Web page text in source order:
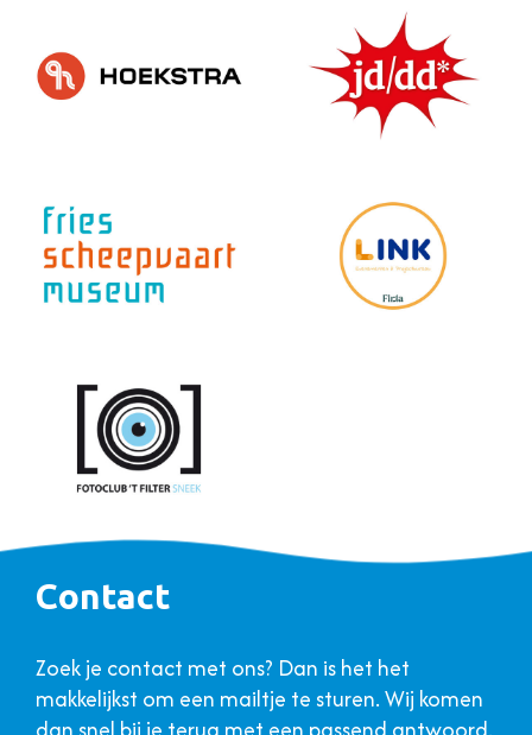
Contact
Zoek je contact met ons? Dan is het het
makkelijkst om een mailtje te sturen. Wij komen